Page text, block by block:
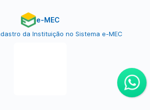
e-MEC
da Instituição no Sistema e-MEC